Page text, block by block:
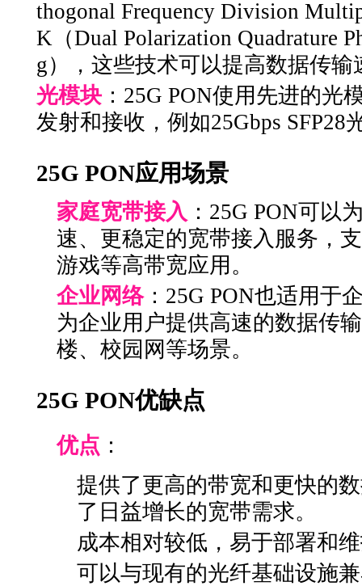
thogonal Frequency Division
K（Dual Polarization Quadrature
g），这些技术可以提高数据传
光模块 ：25G PON使用先进的光
发射和接收，例如25Gbps SFP28
25G PON应用场景
家庭宽带接入 ：25G PON可以
速、更稳定的宽带接入服务，
游戏等高带宽应用。
企业网络：25G PON也适用于
为企业用户提供高速的数据传
楼、校园网等场景。
25G PON优缺点
优点 ：
提供了更高的带宽和更快的
了日益增长的宽带需求。
成本相对较低，易于部署和
可以与现有的光纤基础设施